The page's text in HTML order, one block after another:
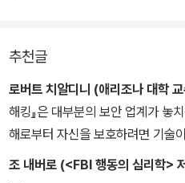
있는 강력한 9가지 기술을 아낌없
고 그 훈련법을 10년 넘게 강의해
주는 이 기술들은 실생활에 즉시
매우 강력하다. 책 곳곳에서 제공
는 목표를 쉽게 달성할 수 있을 것
추천글
로버트 치알디니 (애리조나 대학
해킹』은 대부분의 보안 업계가 놓
해로부터 자신을 보호하려면 기술
다는 사실이다.
조 내버로 (<FBI 행동의 심리학>